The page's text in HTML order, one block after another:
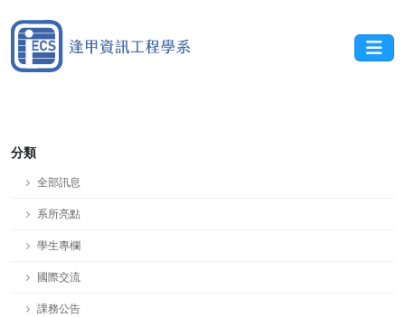
分類
全部訊息
系所亮點
學生專欄
國際交流
課務公告